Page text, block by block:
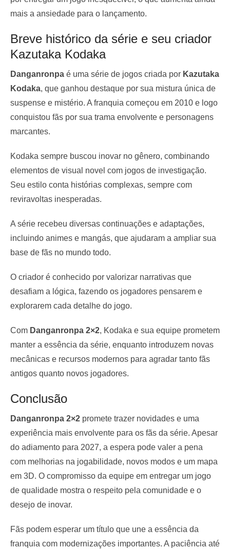
mais a ansiedade para o lançamento.
Breve histórico da série e seu criador
Kazutaka Kodaka
Danganronpa é uma série de jogos criada por Kazutaka
Kodaka, que ganhou destaque por sua mistura única de
suspense e mistério. A franquia começou em 2010 e logo
conquistou fãs por sua trama envolvente e personagens
marcantes.
Kodaka sempre buscou inovar no gênero, combinando
elementos de visual novel com jogos de investigação.
Seu estilo conta histórias complexas, sempre com
reviravoltas inesperadas.
A série recebeu diversas continuações e adaptações,
incluindo animes e mangás, que ajudaram a ampliar sua
base de fãs no mundo todo.
O criador é conhecido por valorizar narrativas que
desafiam a lógica, fazendo os jogadores pensarem e
explorarem cada detalhe do jogo.
Com Danganronpa 2×2, Kodaka e sua equipe prometem
manter a essência da série, enquanto introduzem novas
mecânicas e recursos modernos para agradar tanto fãs
antigos quanto novos jogadores.
Conclusão
Danganronpa 2×2 promete trazer novidades e uma
experiência mais envolvente para os fãs da série. Apesar
do adiamento para 2027, a espera pode valer a pena
com melhorias na jogabilidade, novos modos e um mapa
em 3D. O compromisso da equipe em entregar um jogo
de qualidade mostra o respeito pela comunidade e o
desejo de inovar.
Fãs podem esperar um título que une a essência da
franquia com modernizações importantes. A paciência até